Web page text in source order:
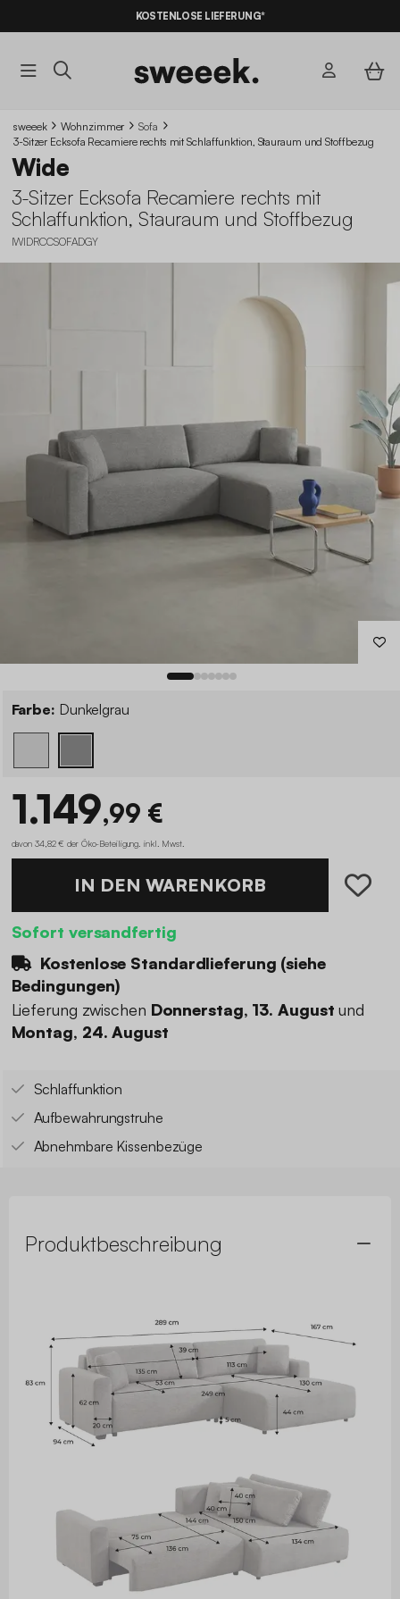
AUF DER SCHNÄPPCHEN* MIT DEM CODE
KOSTENLOSE LIEFERUNG*
sweeek Wohnzimmer
Sofa
3-Sitzer Ecksofa Recamiere rechts mit Schlaffunktion, Stauraum und Stoffbezug
Wide
3-Sitzer Ecksofa Recamiere rechts mit
Schlaffunktion, Stauraum und Stoffbezug
IWIDRCCSOFADGY
Farbe: Dunkelgrau
1.149,99 €
davon 34,82 € der Öko-Beteiligung inkl. Mwst.
IN DEN WARENKORB
Sofort versandfertig
Kostenlose Standardlieferung (siehe
Bedingungen)
Lieferung zwischen Donnerstag, 13. August und
Montag, 24. August
Schlaffunktion
Aufbewahrungstruhe
Abnehmbare Kissenbezüge
Produktbeschreibung